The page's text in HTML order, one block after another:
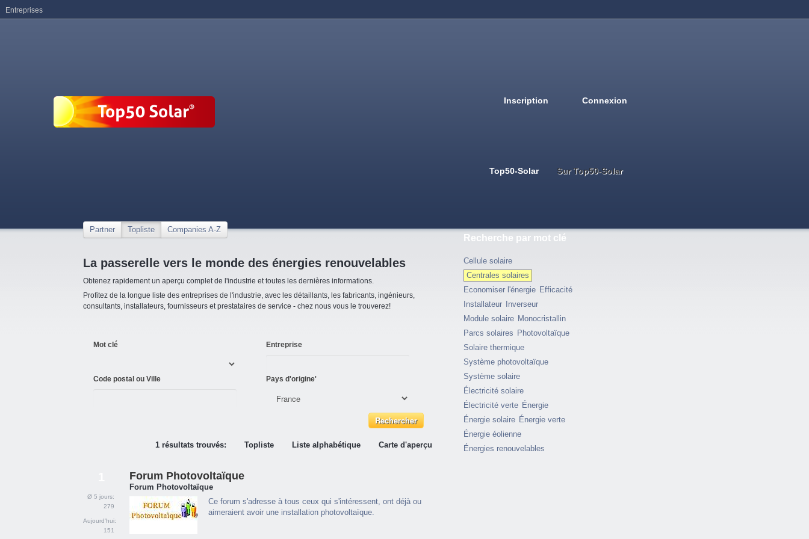
Inscription Connexion
Top50-Solar Sur Top50-Solar
Partner Topliste Companies A-Z
La passerelle vers le monde des énergies renouvelables
Obtenez rapidement un aperçu complet de l'industrie et toutes les dernières informations.
Profitez de la longue liste des entreprises de l'industrie, avec les détaillants, les fabricants, ingénieurs,
consultants, installateurs, fournisseurs et prestataires de service - chez nous vous le trouverez!
Mot clé Entreprise
Code postal ou Ville Pays d'origine'
1 résultats trouvés: Topliste Liste alphabétique Carte d'aperçu
Ø 5 jours:
279
Aujourd'hui:
151
Forum Photovoltaïque
Forum Photovoltaïque
Ce forum s'adresse à tous ceux qui s'intéressent, ont déjà ou
aimeraient avoir une installation photovoltaïque.
Recherche par mot clé
Cellule solaire
Centrales solaires
Economiser l'énergie Efficacité
Installateur
Inverseur
Module solaire Monocristallin
Parcs solaires Photovoltaïque
Solaire thermique
Système photovoltaïque
Système solaire
Électricité solaire
Électricité verte Énergie
Énergie solaire Énergie verte
Énergie éolienne
Énergies renouvelables
Entreprises